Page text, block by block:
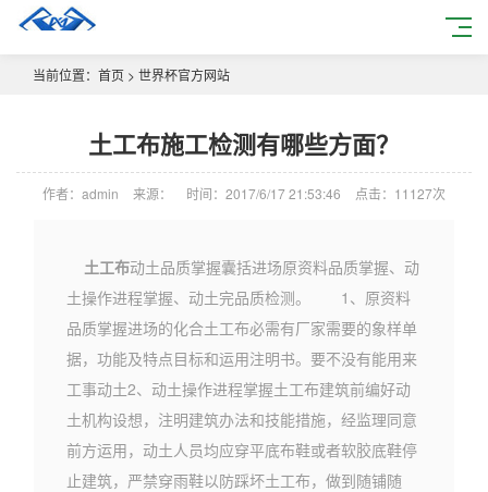
当前位置： 首页 > 世界杯官方网站
土工布施工检测有哪些方面？
作者：admin 来源： 时间：2017/6/17 21:53:46 点击： 11127次
土工布动土品质掌握囊括进场原资料品质掌握、动
土操作进程掌握、动土完品质检测。 1、原资料
品质掌握进场的化合土工布必需有厂家需要的象样单
据，功能及特点目标和运用注明书。要不没有能用来
工事动土2、动土操作进程掌握土工布建筑前编好动
土机构设想，注明建筑办法和技能措施，经监理同意
前方运用，动土人员均应穿平底布鞋或者软胶底鞋停
止建筑，严禁穿雨鞋以防踩坏土工布，做到随铺随